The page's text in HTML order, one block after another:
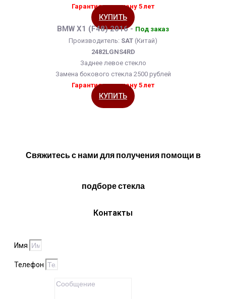
Гарантия на замену 5 лет
КУПИТЬ
BMW X1 (F48) 2016 - Под заказ
Производитель: SAT (Китай)
2482LGNS4RD
Заднее левое стекло
Замена бокового стекла 2500 рублей
Гарантия на замену 5 лет
КУПИТЬ
Свяжитесь с нами для получения помощи в
подборе стекла
Контакты
Имя
Телефон